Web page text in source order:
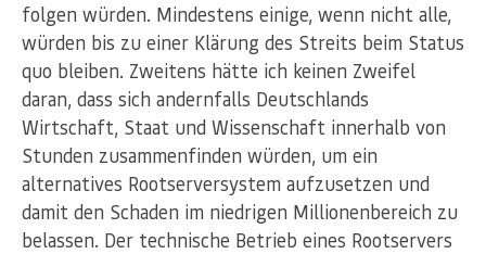
folgen würden. Mindestens einige, wenn nicht alle,
würden bis zu einer Klärung des Streits beim Status
quo bleiben. Zweitens hätte ich keinen Zweifel
daran, dass sich andernfalls Deutschlands
Wirtschaft, Staat und Wissenschaft innerhalb von
Stunden zusammenfinden würden, um ein
alternatives Rootserversystem aufzusetzen und
damit den Schaden im niedrigen Millionenbereich zu
belassen. Der technische Betrieb eines Rootservers